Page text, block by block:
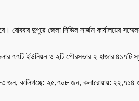
দুপুরে জেলা সিভিল সার্জন কার্যালয়ের
৭৭টি ইউনিয়ন ও ২টি পৌরসভার ২ হাজার ৪১৭টি
জন, কালিগঞ্জে: ২৫,৭০৮ জন, কলারোয়ায়: